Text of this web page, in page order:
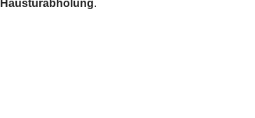
Haustürabholung.